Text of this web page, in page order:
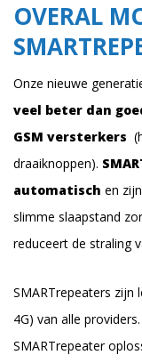
OVERAL
Onze nieuwe
veel beter dan
GSM versterkers
draaiknoppen).
automatisch en
slimme slaapstand
reduceert de straling
SMARTrepeaters zijn
4G) van alle
SMARTrepeater